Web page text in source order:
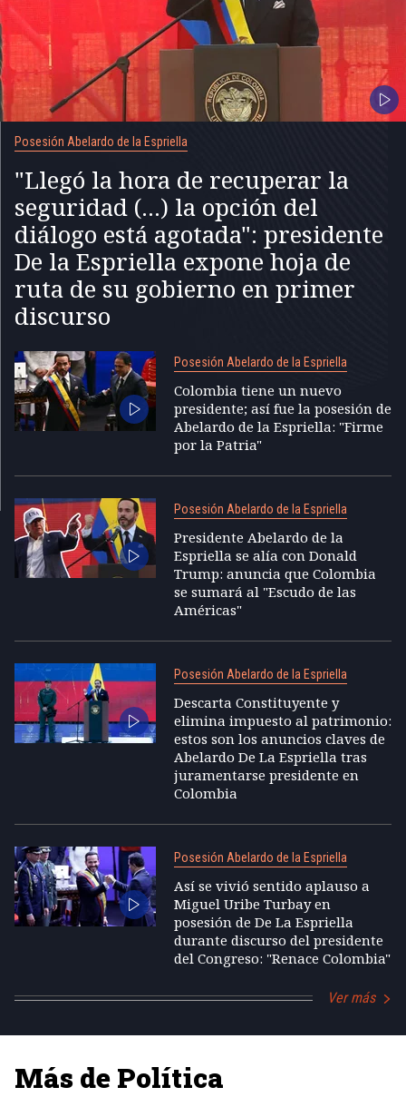
Posesión Abelardo de la Espriella
"Llegó la hora de recuperar la
seguridad (...) la opción del
diálogo está agotada": presidente
De la Espriella expone hoja de
ruta de su gobierno en primer
discurso
Posesión Abelardo de la Espriella
Colombia tiene un nuevo
presidente; así fue la posesión de
Abelardo de la Espriella: "Firme
por la Patria"
Posesión Abelardo de la Espriella
Presidente Abelardo de la
Espriella se alía con Donald
Trump: anuncia que Colombia
se sumará al "Escudo de las
Américas"
Posesión Abelardo de la Espriella
Descarta Constituyente y
elimina impuesto al patrimonio:
estos son los anuncios claves de
Abelardo De La Espriella tras
juramentarse presidente en
Colombia
Posesión Abelardo de la Espriella
Así se vivió sentido aplauso a
Miguel Uribe Turbay en
posesión de De La Espriella
durante discurso del presidente
del Congreso: "Renace Colombia"
Ver más
Más de Política